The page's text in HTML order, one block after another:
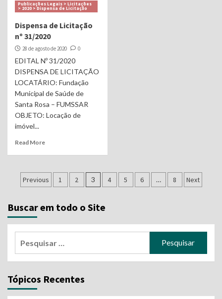
Publicações Legais > Licitações
> 2020 > Dispensa de Licitação
Dispensa de Licitação
nº 31/2020
28 de agosto de 2020 0
EDITAL Nº 31/2020
DISPENSA DE LICITAÇÃO
LOCATÁRIO: Fundação
Municipal de Saúde de
Santa Rosa – FUMSSAR
OBJETO: Locação de
imóvel...
Read More
Navegação
posts
Previous 1 2 3 4 5 6 … 8 Next
Buscar em todo o Site
Tópicos Recentes